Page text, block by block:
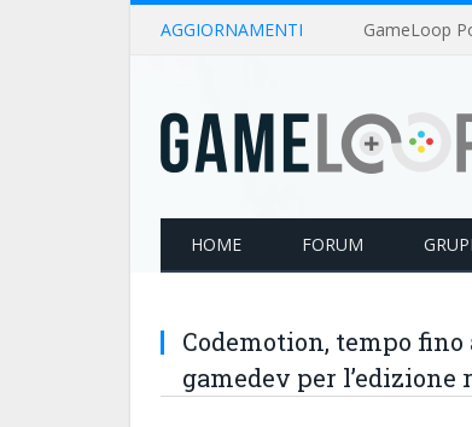
AGGIORNAMENTI
HOME FORUM
Codemotion, tempo
gamedev per l’edizione